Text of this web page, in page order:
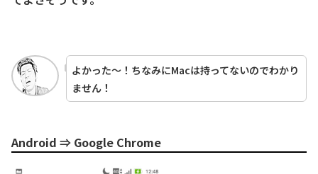
よかった～！ちなみにMacは持ってないのでわかり
ません！
Android ⇒ Google Chrome